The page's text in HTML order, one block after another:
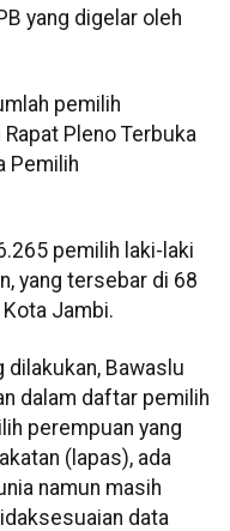
yang digelar oleh
pemilih
Pleno Terbuka
Pemilih
pemilih laki-laki
yang tersebar di 68
Jambi.
dilakukan, Bawaslu
dalam daftar pemilih
perempuan yang
(lapas), ada
namun masih
data